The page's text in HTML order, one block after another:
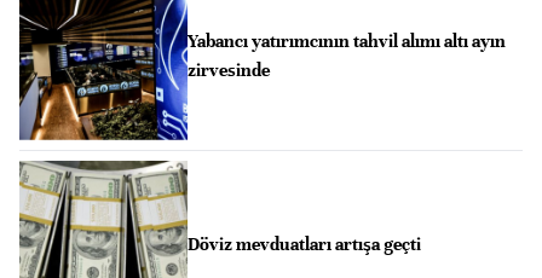
Yabancı yatırımcının tahvil alımı altı ayın
zirvesinde
Döviz mevduatları artışa geçti